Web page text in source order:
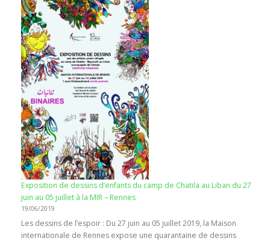
Exposition de dessins d’enfants du camp de Chatila au Liban du 27
juin au 05 juillet à la MIR – Rennes
19/06/2019
Les dessins de l’espoir : Du 27 juin au 05 juillet 2019, la Maison
internationale de Rennes expose une quarantaine de dessins